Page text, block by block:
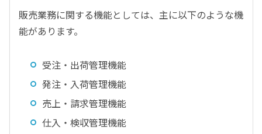
販売業務に関する機能としては、主に以下のような機
能があります。
受注・出荷管理機能
発注・入荷管理機能
売上・請求管理機能
仕入・検収管理機能